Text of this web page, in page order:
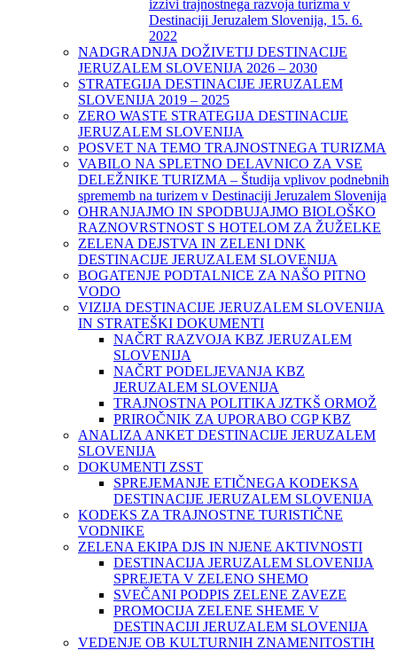
izzivi trajnostnega razvoja turizma v
Destinaciji Jeruzalem Slovenija, 15. 6.
2022
NADGRADNJA DOŽIVETIJ DESTINACIJE
JERUZALEM SLOVENIJA 2026 – 2030
STRATEGIJA DESTINACIJE JERUZALEM
SLOVENIJA 2019 – 2025
ZERO WASTE STRATEGIJA DESTINACIJE
JERUZALEM SLOVENIJA
POSVET NA TEMO TRAJNOSTNEGA TURIZMA
VABILO NA SPLETNO DELAVNICO ZA VSE
DELEŽNIKE TURIZMA – Študija vplivov podnebnih
sprememb na turizem v Destinaciji Jeruzalem Slovenija
OHRANJAJMO IN SPODBUJAJMO BIOLOŠKO
RAZNOVRSTNOST S HOTELOM ZA ŽUŽELKE
ZELENA DEJSTVA IN ZELENI DNK
DESTINACIJE JERUZALEM SLOVENIJA
BOGATENJE PODTALNICE ZA NAŠO PITNO
VODO
VIZIJA DESTINACIJE JERUZALEM SLOVENIJA
IN STRATEŠKI DOKUMENTI
NAČRT RAZVOJA KBZ JERUZALEM
SLOVENIJA
NAČRT PODELJEVANJA KBZ
JERUZALEM SLOVENIJA
TRAJNOSTNA POLITIKA JZTKŠ ORMOŽ
PRIROČNIK ZA UPORABO CGP KBZ
ANALIZA ANKET DESTINACIJE JERUZALEM
SLOVENIJA
DOKUMENTI ZSST
SPREJEMANJE ETIČNEGA KODEKSA
DESTINACIJE JERUZALEM SLOVENIJA
KODEKS ZA TRAJNOSTNE TURISTIČNE
VODNIKE
ZELENA EKIPA DJS IN NJENE AKTIVNOSTI
DESTINACIJA JERUZALEM SLOVENIJA
SPREJETA V ZELENO SHEMO
SVEČANI PODPIS ZELENE ZAVEZE
PROMOCIJA ZELENE SHEME V
DESTINACIJI JERUZALEM SLOVENIJA
VEDENJE OB KULTURNIH ZNAMENITOSTIH